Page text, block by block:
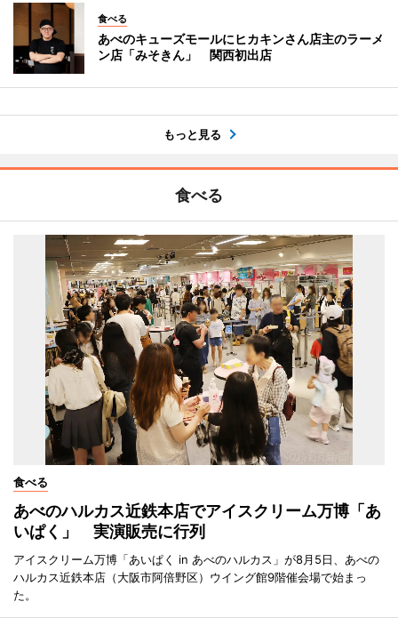
食べる
あべのキューズモールにヒカキンさん店主のラーメ
ン店「みそきん」 関西初出店
もっと見る
食べる
食べる
あべのハルカス近鉄本店でアイスクリーム万博「あ
いぱく」 実演販売に行列
アイスクリーム万博「あいぱく in あべのハルカス」が8月5日、あべの
ハルカス近鉄本店（大阪市阿倍野区）ウイング館9階催会場で始まっ
た。